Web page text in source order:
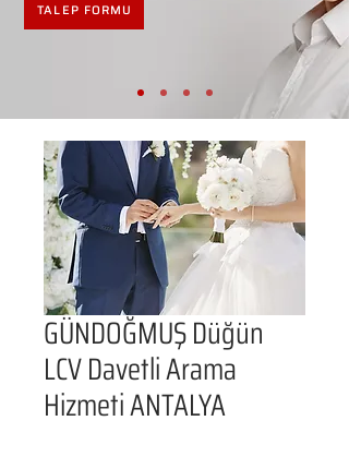
TALEP FORMU
GÜNDOĞMUŞ Düğün
LCV Davetli Arama
Hizmeti ANTALYA